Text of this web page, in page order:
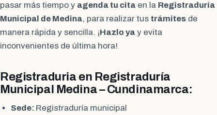
pasar más tiempo y agenda tu cita en la Registraduría
Municipal de Medina, para realizar tus trámites de
manera rápida y sencilla. ¡Hazlo ya y evita
inconvenientes de última hora!
Registraduria en Registraduría
Municipal Medina – Cundinamarca:
Sede: Registraduría municipal